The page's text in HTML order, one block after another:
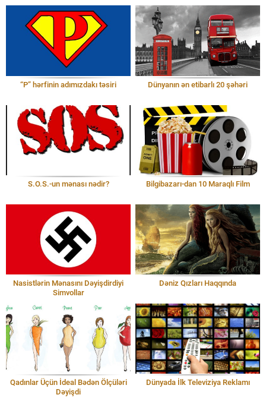
“P” hərfinin adımızdakı təsiri Dünyanın ən etibarlı 20 şəhəri
S.O.S.-un mənası nədir? Bilgibazarı-dan 10 Maraqlı Film
Nasistlərin Mənasını Dəyişdirdiyi
Simvollar
Dəniz Qızları Haqqında
Qadınlar Üçün İdeal Bədən Ölçüləri
Dəyişdi
Dünyada İlk Televiziya Reklamı